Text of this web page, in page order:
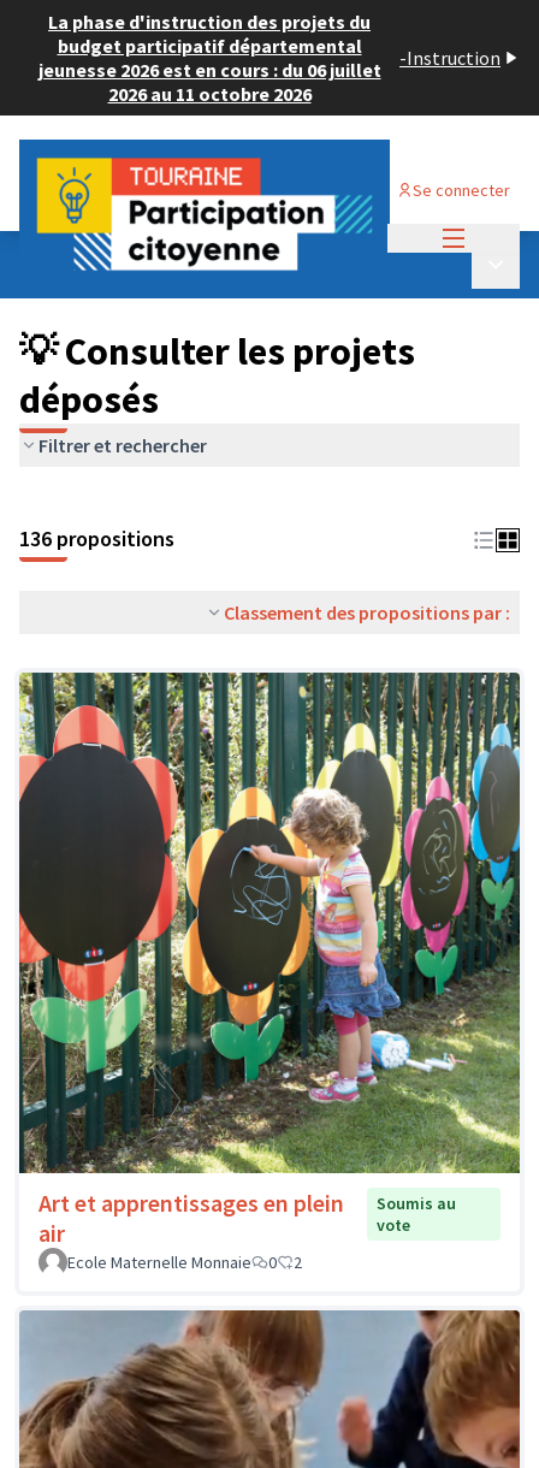
La phase d'instruction des projets du
budget participatif départemental
jeunesse 2026 est en cours : du 06 juillet
2026 au 11 octobre 2026
-Instruction
Se connecter
Budget Participatif JEUNESSE 2024
💡 Consulter les projets déposés
💡 Consulter les projets
déposés
Filtrer et rechercher
136 propositions
Classement des propositions par :
Art et apprentissages en plein
air
Soumis au
vote
Ecole Maternelle Monnaie
0 2